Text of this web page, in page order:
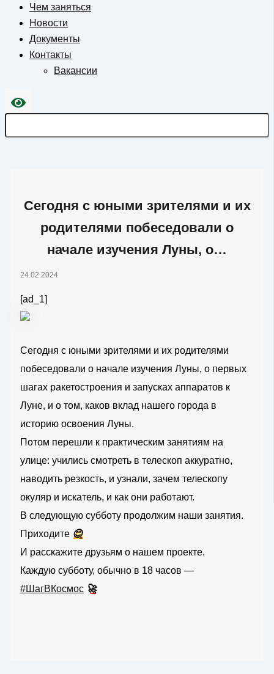
Чем заняться
Новости
Документы
Контакты
Вакансии
Сегодня с юными зрителями и их
родителями побеседовали о
начале изучения Луны, о…
24.02.2024
[ad_1]
Сегодня с юными зрителями и их родителями
побеседовали о начале изучения Луны, о первых
шагах ракетостроения и запусках аппаратов к
Луне, и о том, каков вклад нашего города в
историю освоения Луны.
Потом перешли к практическим занятиям на
улице: учились смотреть в телескоп аккуратно,
наводить резкость, и узнали, зачем телескопу
окуляр и искатель, и как они работают.
В следующую субботу продолжим наши занятия.
Приходите 😊
И расскажите друзьям о нашем проекте.
Каждую субботу, обычно в 18 часов —
#ШагВКосмос 🚀